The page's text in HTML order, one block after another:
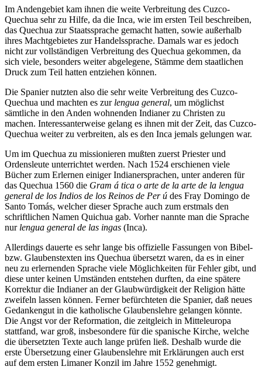
Im Andengebiet kam ihnen die weite Verbreitung des Cuzco-
Quechua sehr zu Hilfe, da die Inca, wie im ersten Teil beschreiben,
das Quechua zur Staatssprache gemacht hatten, sowie außerhalb
ihres Machtgebietes zur Handelssprache. Damals war es jedoch
nicht zur vollständigen Verbreitung des Quechua gekommen, da
sich viele, besonders weiter abgelegene, Stämme dem staatlichen
Druck zum Teil hatten entziehen können.
Die Spanier nutzten also die sehr weite Verbreitung des Cuzco-
Quechua und machten es zur lengua general, um möglichst
sämtliche in den Anden wohnenden Indianer zu Christen zu
machen. Interessanterweise gelang es ihnen mit der Zeit, das Cuzco-
Quechua weiter zu verbreiten, als es den Inca jemals gelungen war.
Um im Quechua zu missionieren mußten zuerst Priester und
Ordensleute unterrichtet werden. Nach 1524 erschienen viele
Bücher zum Erlernen einiger Indianersprachen, unter anderen für
das Quechua 1560 die Gram á tica o arte de la arte de la lengua
general de los Indios de los Reinos de Per ú des Fray Domingo de
Santo Tomás, welcher dieser Sprache auch zum erstmals den
schriftlichen Namen Quichua gab. Vorher nannte man die Sprache
nur lengua general de las ingas (Inca).
Allerdings dauerte es sehr lange bis offizielle Fassungen von Bibel-
bzw. Glaubenstexten ins Quechua übersetzt waren, da es in einer
neu zu erlernenden Sprache viele Möglichkeiten für Fehler gibt, und
diese unter keinen Umständen entstehen durften, da eine spätere
Korrektur die Indianer an der Glaubwürdigkeit der Religion hätte
zweifeln lassen können. Ferner befürchteten die Spanier, daß neues
Gedankengut in die katholische Glaubenslehre gelangen könnte.
Die Angst vor der Reformation, die zeitgleich in Mitteleuropa
stattfand, war groß, insbesondere für die spanische Kirche, welche
die übersetzten Texte auch lange prüfen ließ. Deshalb wurde die
erste Übersetzung einer Glaubenslehre mit Erklärungen auch erst
auf dem ersten Limaner Konzil im Jahre 1552 genehmigt.